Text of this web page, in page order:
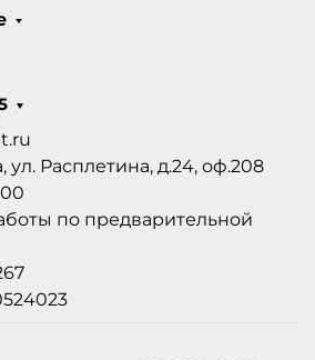
ул. Расплетина, д.24, оф.208
по предварительной